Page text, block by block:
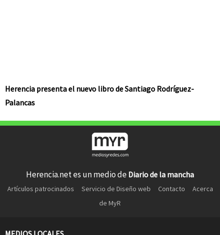
Herencia presenta el nuevo libro de Santiago Rodríguez-
Palancas
Herencia.net es un medio de Diario de la mancha
Artículos patrocinados Servicio de Diseño web Contacto
Acerca
de MyR